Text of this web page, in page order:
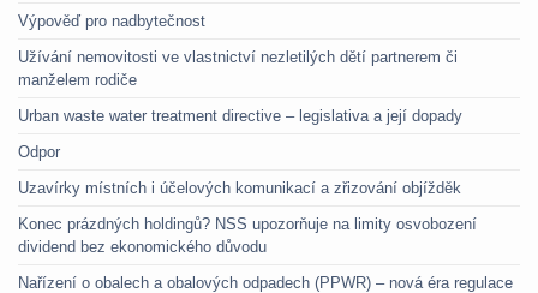
Výpověď pro nadbytečnost
Užívání nemovitosti ve vlastnictví nezletilých dětí partnerem či
manželem rodiče
Urban waste water treatment directive – legislativa a její dopady
Odpor
Uzavírky místních i účelových komunikací a zřizování objížděk
Konec prázdných holdingů? NSS upozorňuje na limity osvobození
dividend bez ekonomického důvodu
Nařízení o obalech a obalových odpadech (PPWR) – nová éra regulace